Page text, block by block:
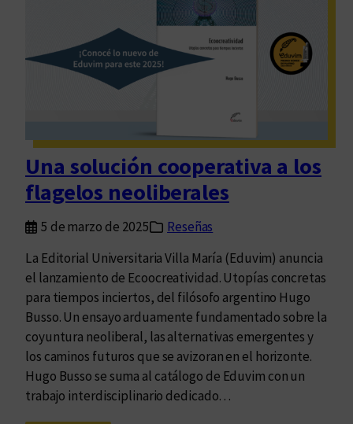
Una solución cooperativa a los
flagelos neoliberales
5 de marzo de 2025
Reseñas
La Editorial Universitaria Villa María (Eduvim) anuncia
el lanzamiento de Ecoocreatividad. Utopías concretas
para tiempos inciertos, del filósofo argentino Hugo
Busso. Un ensayo arduamente fundamentado sobre la
coyuntura neoliberal, las alternativas emergentes y
los caminos futuros que se avizoran en el horizonte.
Hugo Busso se suma al catálogo de Eduvim con un
trabajo interdisciplinario dedicado…